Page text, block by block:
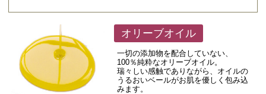
オリーブオイル
一切の添加物を配合していない、
100％純粋なオリーブオイル。
瑞々しい感触でありながら、オイルの
うるおいベールがお肌を優しく包み込
みます。